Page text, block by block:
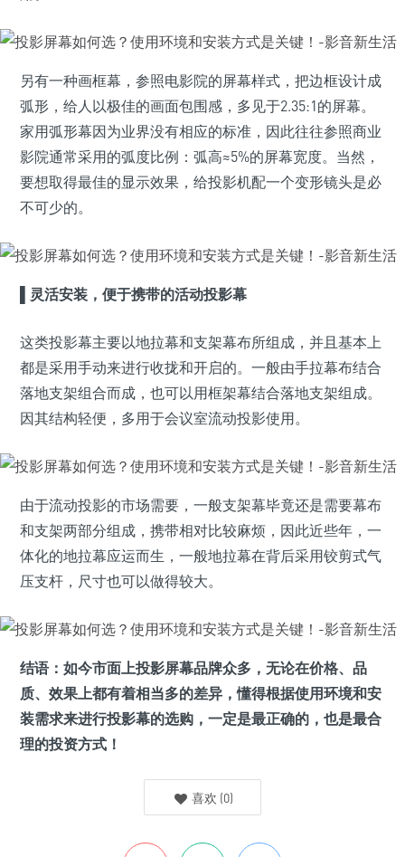
另有一种画框幕，参照电影院的屏幕样式，把边框设计成
弧形，给人以极佳的画面包围感，多见于2.35:1的屏幕。
家用弧形幕因为业界没有相应的标准，因此往往参照商业
影院通常采用的弧度比例：弧高≈5%的屏幕宽度。当然，
要想取得最佳的显示效果，给投影机配一个变形镜头是必
不可少的。
灵活安装，便于携带的活动投影幕
这类投影幕主要以地拉幕和支架幕布所组成，并且基本上
都是采用手动来进行收拢和开启的。一般由手拉幕布结合
落地支架组合而成，也可以用框架幕结合落地支架组成。
因其结构轻便，多用于会议室流动投影使用。
由于流动投影的市场需要，一般支架幕毕竟还是需要幕布
和支架两部分组成，携带相对比较麻烦，因此近些年，一
体化的地拉幕应运而生，一般地拉幕在背后采用铰剪式气
压支杆，尺寸也可以做得较大。
结语：如今市面上投影屏幕品牌众多，无论在价格、品
质、效果上都有着相当多的差异，懂得根据使用环境和安
装需求来进行投影幕的选购，一定是最正确的，也是最合
理的投资方式！
喜欢 (0)